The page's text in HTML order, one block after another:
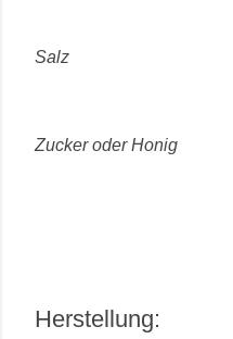
Salz
Zucker oder Honig
Herstellung: